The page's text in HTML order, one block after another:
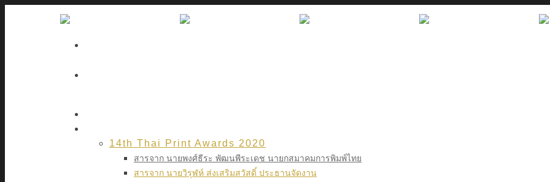
14th Thai Print Awards 2020
สารจาก นายพงศ์ธีระ พัฒนพีระเดช นายกสมาคมการพิมพ์ไทย
สารจาก นายวิรุฬห์ ส่งเสริมสวัสดิ์ ประธานจัดงาน